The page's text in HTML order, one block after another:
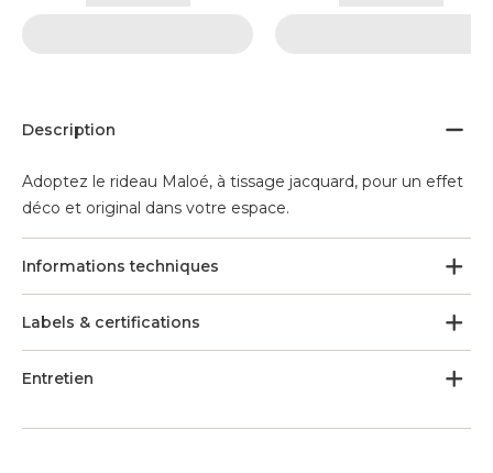
Description
Adoptez le rideau Maloé, à tissage jacquard, pour un effet
déco et original dans votre espace.
Informations techniques
Labels & certifications
Entretien